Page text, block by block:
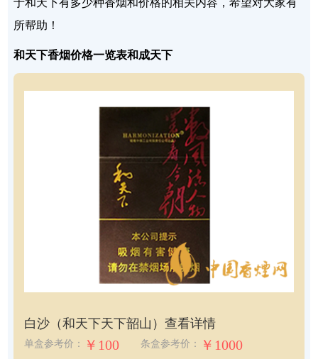
所帮助！
和天下香烟价格一览表和成天下
白沙（和天下天下韶山）查看详情
单盒参考价： ￥100 条盒参考价： ￥1000